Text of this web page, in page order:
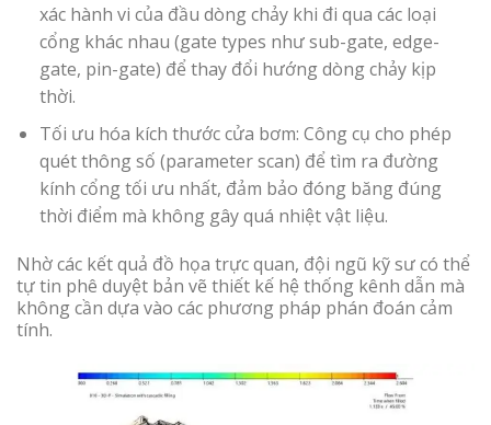
xác hành vi của đầu dòng chảy khi đi qua các loại
cổng khác nhau (gate types như sub-gate, edge-
gate, pin-gate) để thay đổi hướng dòng chảy kịp
thời.
Tối ưu hóa kích thước cửa bơm: Công cụ cho phép
quét thông số (parameter scan) để tìm ra đường
kính cổng tối ưu nhất, đảm bảo đóng băng đúng
thời điểm mà không gây quá nhiệt vật liệu.
Nhờ các kết quả đồ họa trực quan, đội ngũ kỹ sư có thể
tự tin phê duyệt bản vẽ thiết kế hệ thống kênh dẫn mà
không cần dựa vào các phương pháp phán đoán cảm
tính.